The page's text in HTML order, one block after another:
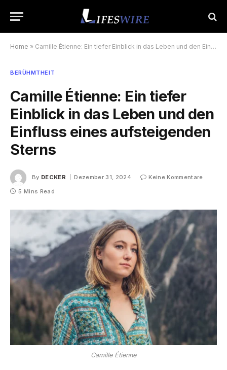
Home » Camille Étienne: Ein tiefer Einblick in das Leben und den Einfluss eines aufsteigenden Sterns
BERÜHMTHEIT
Camille Étienne: Ein tiefer
Einblick in das Leben und den
Einfluss eines aufsteigenden
Sterns
By DECKER Dezember 31, 2024
Keine Kommentare
5 Mins Read
Camille Étienne